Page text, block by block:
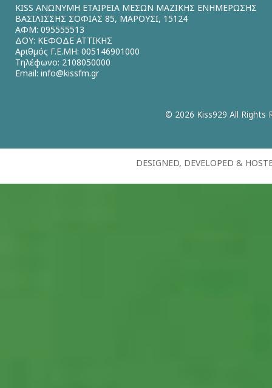
KISS ΑΝΩΝΥΜΗ ΕΤΑΙΡΕΙΑ ΜΕΣΩΝ ΜΑΖΙΚΗΣ ΕΝΗΜΕΡΩΣΗΣ
ΒΑΣΙΛΙΣΣΗΣ ΣΟΦΙΑΣ 85, ΜΑΡΟΥΣΙ, 15124
ΑΦΜ: 095555513
ΔΟΥ: ΚΕΦΟΔΕ ΑΤΤΙΚΗΣ
Αριθμός Γ.Ε.ΜΗ: 005146901000
Τηλέφωνο: 2108050000
Email: info@kissfm.gr
© 2026 Kiss929 All Rights
DESIGNED, DEVELOPED &